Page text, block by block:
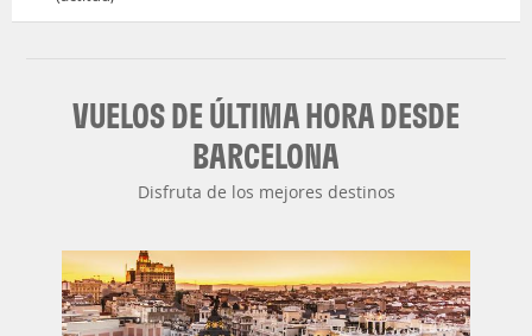
VUELOS DE ÚLTIMA HORA DESDE
BARCELONA
Disfruta de los mejores destinos